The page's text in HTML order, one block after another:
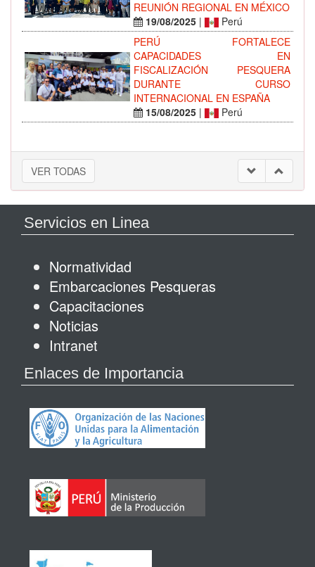
REUNIÓN REGIONAL EN MÉXICO
19/08/2025 |
Perú
PERÚ FORTALECE
CAPACIDADES EN
FISCALIZACIÓN PESQUERA
DURANTE CURSO
INTERNACIONAL EN ESPAÑA
15/08/2025 | Perú
VER TODAS
Servicios en Linea
Normatividad
Embarcaciones Pesqueras
Capacitaciones
Noticias
Intranet
Enlaces de Importancia